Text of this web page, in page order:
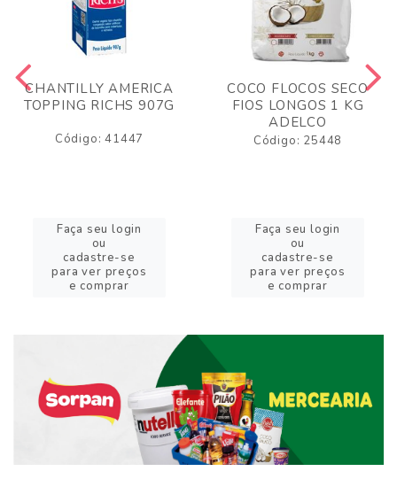
CHANTILLY AMERICA
TOPPING RICHS 907G
Código: 41447
Faça seu login
ou
cadastre-se
para ver preços
e comprar
COCO FLOCOS SECO
FIOS LONGOS 1 KG
ADELCO
Código: 25448
Faça seu login
ou
cadastre-se
para ver preços
e comprar